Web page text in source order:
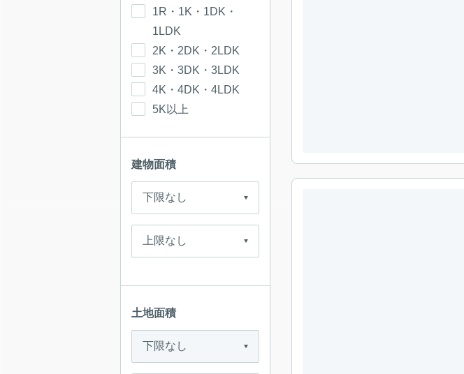
1R・1K・1DK・
1LDK
2K・2DK・2LDK
3K・3DK・3LDK
4K・4DK・4LDK
5K以上
建物面積
土地面積